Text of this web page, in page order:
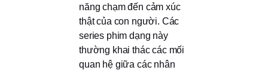
năng chạm đến cảm xúc
thật của con người. Các
series phim dạng này
thường khai thác các mối
quan hệ giữa các nhân